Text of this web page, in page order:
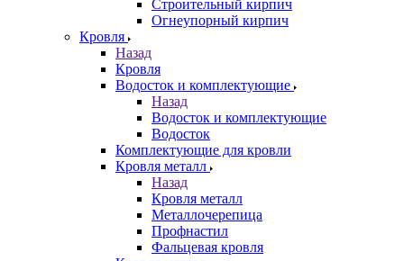
Строительный кирпич
Огнеупорный кирпич
Кровля
Назад
Кровля
Водосток и комплектующие
Назад
Водосток и комплектующие
Водосток
Комплектующие для кровли
Кровля металл
Назад
Кровля металл
Металлочерепица
Профнастил
Фальцевая кровля